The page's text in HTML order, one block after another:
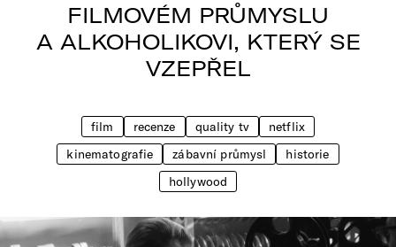
TV program
Vše o ČT
FILMOVÉM PRŮMYSLU
A ALKOHOLIKOVI, KTERÝ SE
VZEPŘEL
film recenze quality tv
netflix
kinematografie
zábavní průmysl
historie
hollywood